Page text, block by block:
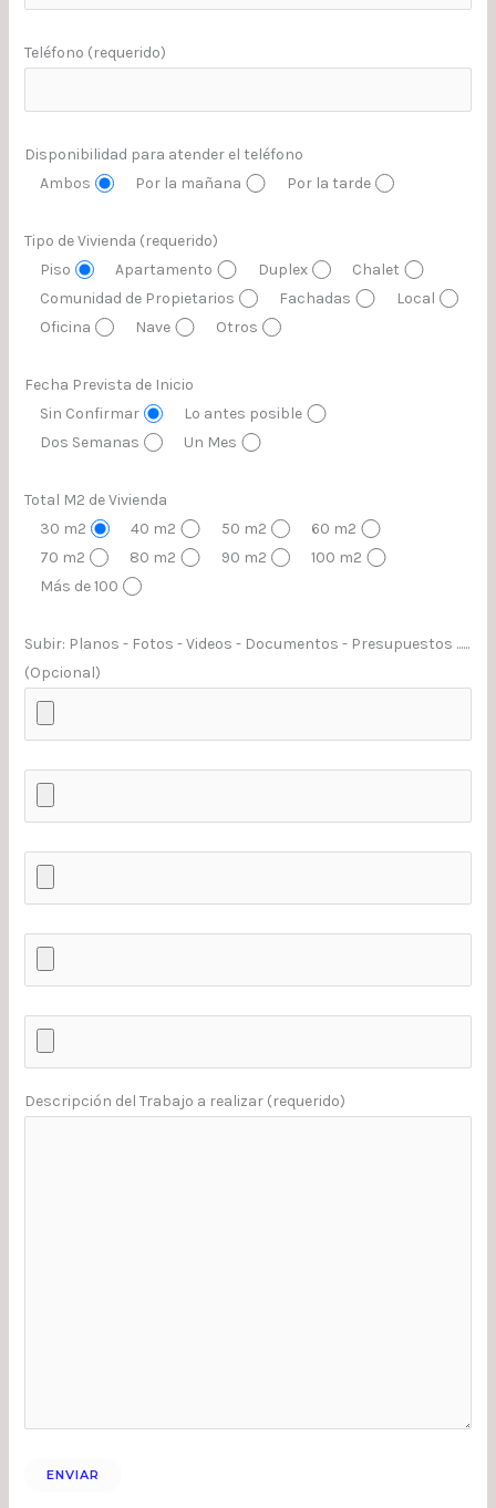
Teléfono (requerido)
Disponibilidad para atender el teléfono
Ambos
Por la mañana Por la tarde
Tipo de Vivienda (requerido)
Piso
Apartamento Duplex
Chalet
Comunidad de Propietarios
Fachadas
Local
Oficina
Nave Otros
Fecha Prevista de Inicio
Sin Confirmar
Lo antes posible
Dos Semanas
Un Mes
Total M2 de Vivienda
30 m2
40 m2 50 m2
60 m2
70 m2
80 m2 90 m2
100 m2
Más de 100
Subir: Planos - Fotos - Videos - Documentos - Presupuestos ......
(Opcional)
Descripción del Trabajo a realizar (requerido)